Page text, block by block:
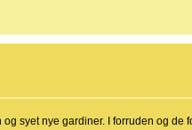
syet nye gardiner. I forruden og de